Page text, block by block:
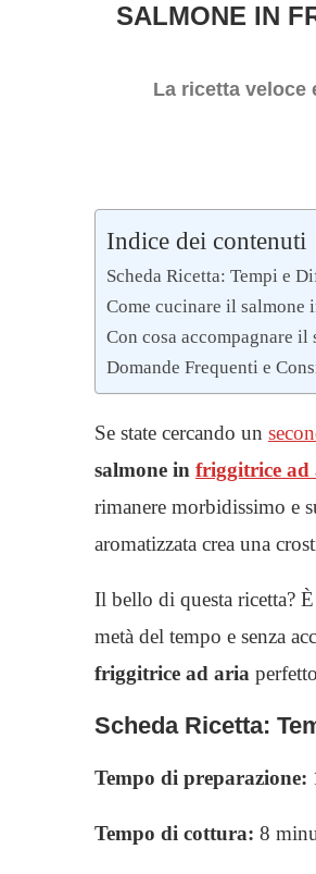
SALMONE IN
La ricetta veloce
Indice dei contenuti
Scheda Ricetta: Tempi e
Come cucinare il salmone
Con cosa accompagnare
Domande Frequenti e
Se state cercando un
salmone in friggitrice ad
rimanere morbidissimo e
aromatizzata crea una
Il bello di questa ricetta?
metà del tempo e senza
friggitrice ad aria
Scheda Ricetta:
Tempo di preparazione:
Tempo di cottura: 8